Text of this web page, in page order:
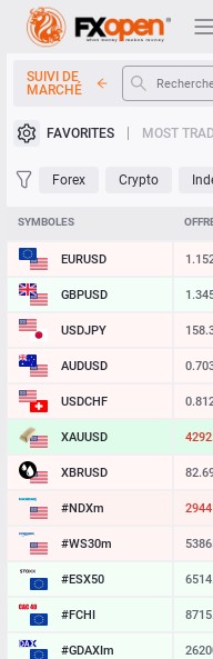
SUIVI DE
MARCHÉ
FAVORITES MOST
Forex Crypto
SYMBOLES
EURUSD
GBPUSD
USDJPY
AUDUSD
USDCHF
XAUUSD
XBRUSD
#NDXm
#WS30m
#ESX50
#FCHI
#GDAXIm